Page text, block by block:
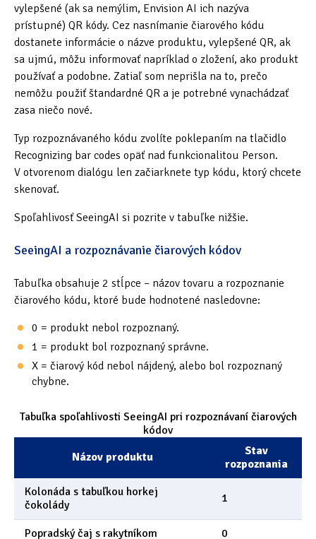
vylepšené (ak sa nemýlim, Envision AI ich nazýva
prístupné) QR kódy. Cez nasnímanie čiarového kódu
dostanete informácie o názve produktu, vylepšené QR, ak
sa ujmú, môžu informovať napríklad o zložení, ako produkt
používať a podobne. Zatiaľ som neprišla na to, prečo
nemôžu použiť štandardné QR a je potrebné vynachádzať
zasa niečo nové.
Typ rozpoznávaného kódu zvolíte poklepaním na tlačidlo
Recognizing bar codes opäť nad funkcionalitou Person.
V otvorenom dialógu len začiarknete typ kódu, ktorý chcete
skenovať.
Spoľahlivosť SeeingAI si pozrite v tabuľke nižšie.
SeeingAI a rozpoznávanie čiarových kódov
Tabuľka obsahuje 2 stĺpce – názov tovaru a rozpoznanie
čiarového kódu, ktoré bude hodnotené nasledovne:
0 = produkt nebol rozpoznaný.
1 = produkt bol rozpoznaný správne.
X = čiarový kód nebol nájdený, alebo bol rozpoznaný
chybne.
Tabuľka spoľahlivosti SeeingAI pri rozpoznávaní čiarových
kódov
Názov produktu
Stav
rozpoznania
Kolonáda s tabuľkou horkej
čokolády
1
Popradský čaj s rakytníkom 0